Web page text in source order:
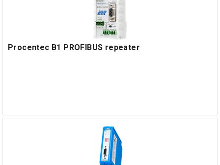
Procentec B1 PROFIBUS repeater